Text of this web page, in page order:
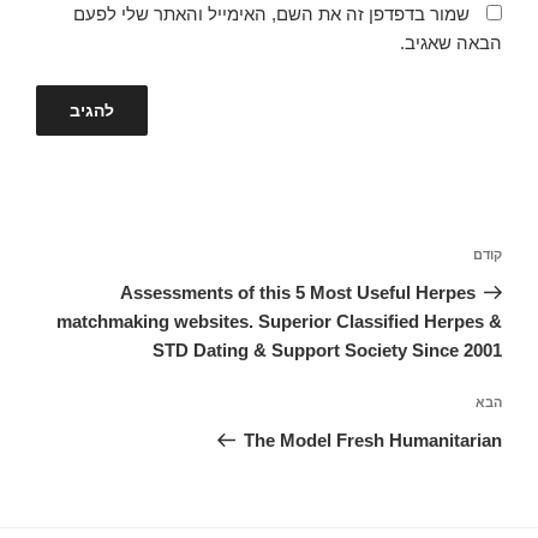
שמור בדפדפן זה את השם, האימייל והאתר שלי לפעם
הבאה שאגיב.
הפוסט
הקודם
קודם
Assessments of this 5 Most Useful Herpes
matchmaking websites. Superior Classified Herpes &
STD Dating & Support Society Since 2001
הפוסט
הבא
הבא
The Model Fresh Humanitarian